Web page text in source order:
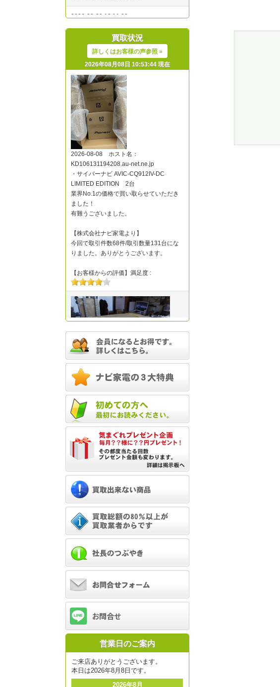
買取状況
詳しくはお客様の声参照 »
2026年08月08日 10:53:44 現在
営業日のご案内
ご来店ありがとうございます。
本日は2026年8月8日です。
2026年8月